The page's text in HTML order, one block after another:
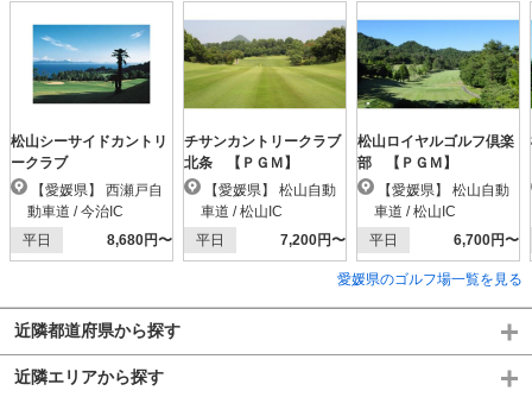
松山シーサイドカントリ
ークラブ
動車道 / 今治IC
平日
8,680円〜
チサンカントリークラブ
北条 【ＰＧＭ】
車道 / 松山IC
平日
7,200円〜
松山ロイヤルゴルフ倶楽
部 【ＰＧＭ】
車道 / 松山IC
平日
6,700円〜
愛媛県のゴルフ場一覧を見る
近隣都道府県から探す
近隣エリアから探す